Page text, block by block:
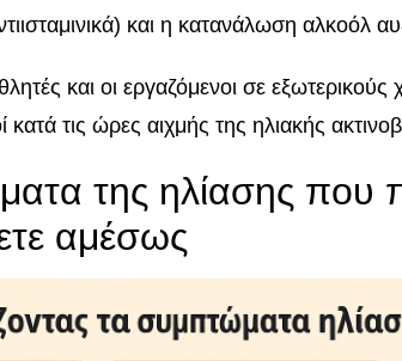
και η κατανάλωση αλκοόλ
και οι εργαζόμενοι σε
κατά τις ώρες αιχμής της ηλιακής
της ηλίασης που
αμέσως